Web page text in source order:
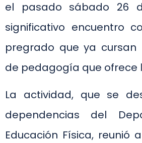
el pasado sábado 26
significativo encuentro
pregrado que ya cursan
de pedagogía que ofrece
La actividad, que se
dependencias del
Educación Física, reunió